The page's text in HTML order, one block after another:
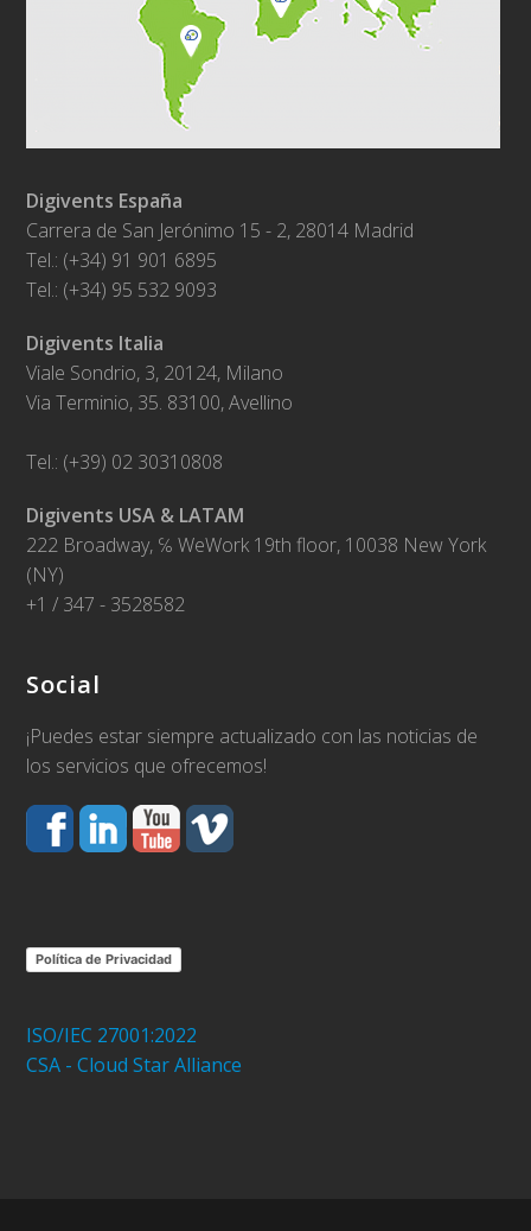
Digivents España
Carrera de San Jerónimo 15 - 2, 28014 Madrid
Tel.: (+34) 91 901 6895
Tel.: (+34) 95 532 9093
Digivents Italia
Viale Sondrio, 3, 20124, Milano
Via Terminio, 35. 83100, Avellino
Tel.: (+39) 02 30310808
Digivents USA & LATAM
222 Broadway, ℅ WeWork 19th floor, 10038 New York
(NY)
+1 / 347 - 3528582
Social
¡Puedes estar siempre actualizado con las noticias de
los servicios que ofrecemos!
Política de Privacidad
ISO/IEC 27001:2022
CSA - Cloud Star Alliance